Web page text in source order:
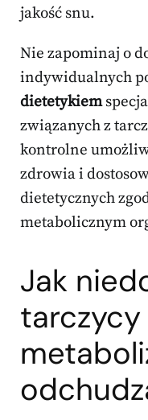
jakość snu.
Nie zapominaj o
indywidualnych
dietetykiem
związanych z
kontrolne
zdrowia i
dietetycznych
metabolicznym
Jak
tarczycy